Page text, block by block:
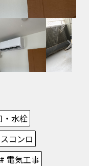
・水栓
コンロ
# 電気工事